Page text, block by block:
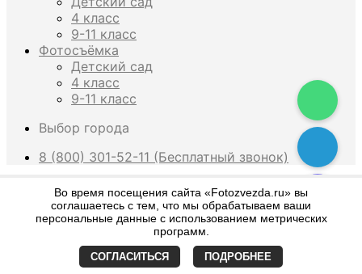
4 класс
9-11 класс
Фотосъёмка
Детский сад
4 класс
9-11 класс
Выбор города
8 (800) 301-52-11 (Бесплатный звонок)
What are you looking for?
Поиск
Во время посещения сайта «Fotozvezda.ru» вы
соглашаетесь с тем, что мы обрабатываем ваши
персональные данные с использованием метрических
программ.
СОГЛАСИТЬСЯ ПОДРОБНЕЕ